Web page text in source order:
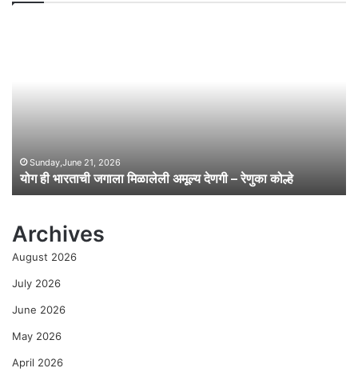
ला
मि
ले
ली
अ
मू
दे
ण
–
Sunday,June 21, 2026
योग ही भारताची जगाला मिळालेली अमूल्य देणगी – रेणुका कोल्हे
Archives
August 2026
July 2026
June 2026
May 2026
April 2026